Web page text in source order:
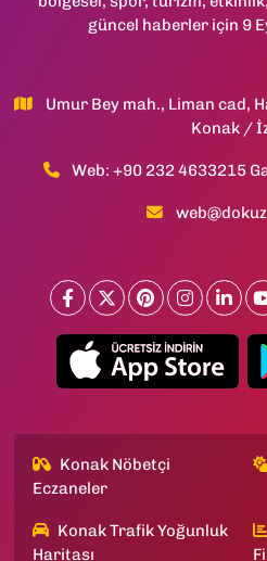
güncel haberler için 9
Umur Bey mah., Liman cad,
Konak /
Web: +90 232 4633215
Konak Nöbetçi
Eczaneler
Konak Trafik Yoğunluk
Haritası